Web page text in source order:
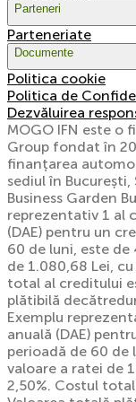
Parteneri
Parteneriate
Documente
Politica cookie
Politica de
Dezvăluirea
MOGO IFN este o
Group fondat în
finanțarea
sediul în București,
Business Garden
reprezentativ 1 al
(DAE) pentru un
60 de luni, este de
de 1.080,68 Lei,
total al creditului
plătibilă
Exemplu
anuală (DAE)
perioadă de 60 de
valoare a ratei de
2,50%. Costul